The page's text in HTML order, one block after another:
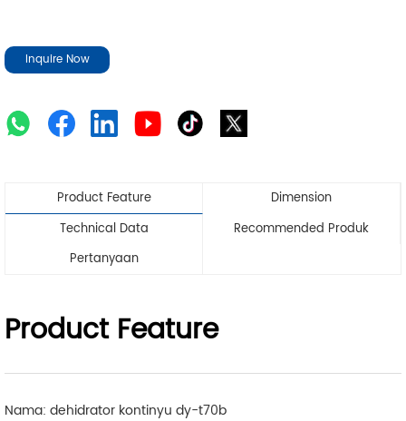
Inquire Now
Product Feature
Dimension
Technical Data
Recommended Produk
Pertanyaan
Product Feature
Nama: dehidrator kontinyu dy-t70b